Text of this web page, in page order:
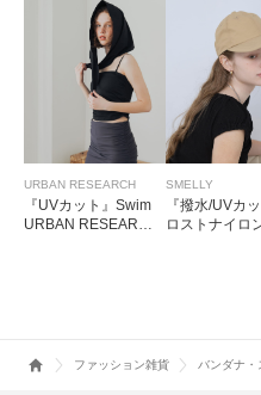
URBAN RESEARCH
『UVカット』Swim
URBAN RESEARCH
SMELLY
『撥水/UVカ
ロストナイロ
ファッション雑貨 バンダナ・